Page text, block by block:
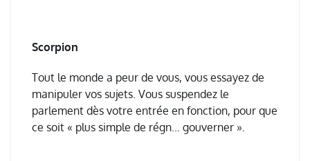
Scorpion
Tout le monde a peur de vous, vous essayez de
manipuler vos sujets. Vous suspendez le
parlement dès votre entrée en fonction, pour que
ce soit « plus simple de régn… gouverner ».